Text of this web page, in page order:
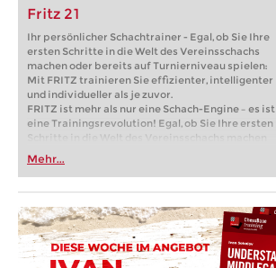
Fritz 21
Ihr persönlicher Schachtrainer - Egal, ob Sie Ihre
ersten Schritte in die Welt des Vereinsschachs
machen oder bereits auf Turnierniveau spielen:
Mit FRITZ trainieren Sie effizienter, intelligenter
und individueller als je zuvor.
FRITZ ist mehr als nur eine Schach-Engine – es ist
eine Trainingsrevolution! Egal, ob Sie Ihre ersten
Schritte in die Welt des Vereinsschachs machen
oder bereits auf Turnierniveau spielen: Mit
FRITZ trainieren Sie effizienter, intelligenter und
individueller als je zuvor.
Mehr...